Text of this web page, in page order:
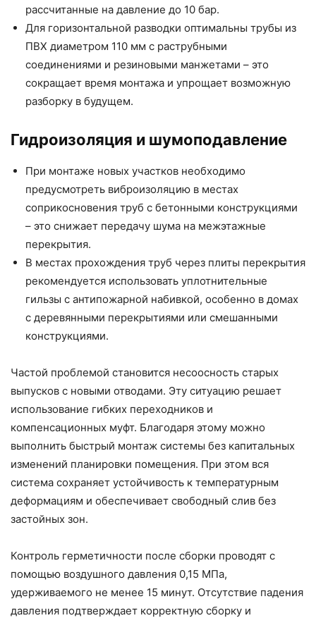
рассчитанные на давление до 10 бар.
Для горизонтальной разводки оптимальны трубы из
ПВХ диаметром 110 мм с раструбными
соединениями и резиновыми манжетами – это
сокращает время монтажа и упрощает возможную
разборку в будущем.
Гидроизоляция и шумоподавление
При монтаже новых участков необходимо
предусмотреть виброизоляцию в местах
соприкосновения труб с бетонными конструкциями
– это снижает передачу шума на межэтажные
перекрытия.
В местах прохождения труб через плиты перекрытия
рекомендуется использовать уплотнительные
гильзы с антипожарной набивкой, особенно в домах
с деревянными перекрытиями или смешанными
конструкциями.
Частой проблемой становится несоосность старых
выпусков с новыми отводами. Эту ситуацию решает
использование гибких переходников и
компенсационных муфт. Благодаря этому можно
выполнить быстрый монтаж системы без капитальных
изменений планировки помещения. При этом вся
система сохраняет устойчивость к температурным
деформациям и обеспечивает свободный слив без
застойных зон.
Контроль герметичности после сборки проводят с
помощью воздушного давления 0,15 МПа,
удерживаемого не менее 15 минут. Отсутствие падения
давления подтверждает корректную сборку и